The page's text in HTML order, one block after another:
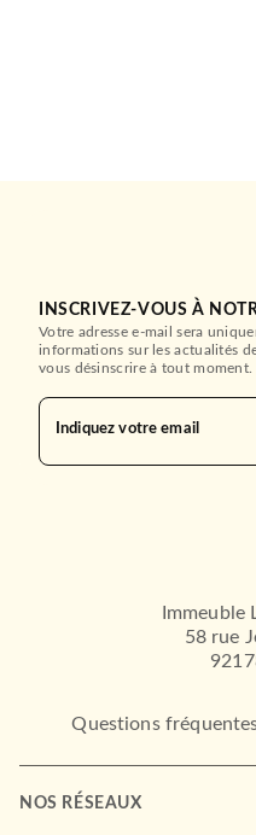
INSCRIVEZ-VOUS À
Votre adresse e-mail sera
informations sur les actualités
vous désinscrire à tout
Indiquez votre email
Immeuble
58 rue
Questions
NOS RÉSEAUX